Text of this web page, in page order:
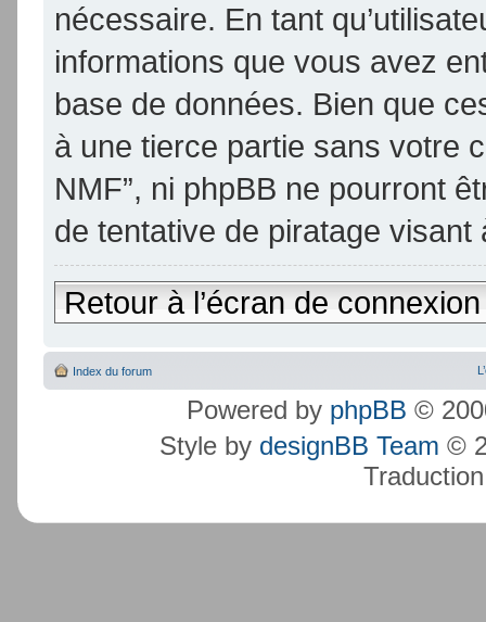
nécessaire. En tant
informations que vous avez
base de données. Bien que
à une tierce partie sans votre
NMF”, ni phpBB ne pourront
de tentative de piratage
Retour à l’écran de connexion
Index du forum
Powered by phpBB ©
Style by designBB Team ©